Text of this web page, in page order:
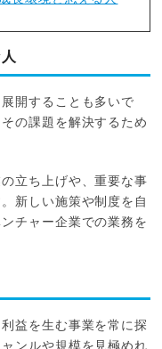
開することも多いで
の課題を解決するため
立ち上げや、重要な事
新しい施策や制度を自
チャー企業での業務を
益を生む事業を常に探
ンルや規模を見極めれ